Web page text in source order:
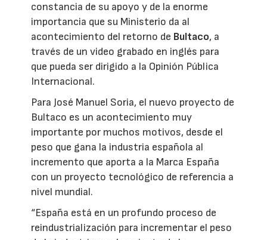
constancia de su apoyo y de la enorme
importancia que su Ministerio da al
acontecimiento del retorno de Bultaco, a
través de un video grabado en inglés para
que pueda ser dirigido a la Opinión Pública
Internacional.
Para José Manuel Soria, el nuevo proyecto de
Bultaco es un acontecimiento muy
importante por muchos motivos, desde el
peso que gana la industria española al
incremento que aporta a la Marca España
con un proyecto tecnológico de referencia a
nivel mundial.
“España está en un profundo proceso de
reindustrialización para incrementar el peso